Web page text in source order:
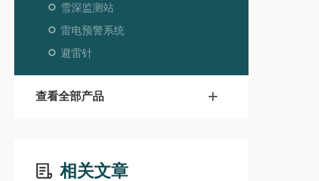
雪深监测站
雷电预警系统
避雷针
查看全部产品
相关文章